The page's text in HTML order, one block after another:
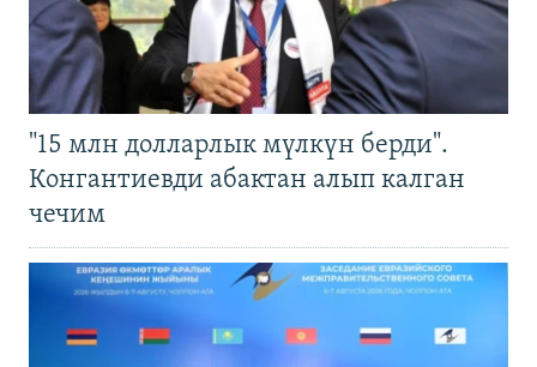
"15 млн долларлык мүлкүн берди".
Конгантиевди абактан алып калган
чечим